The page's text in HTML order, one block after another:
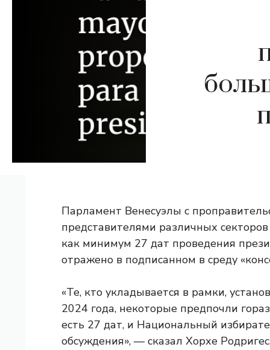
Парламент Венесуэлы с
представителями различных
как минимум 27 дат проведения
отражено в подписанном в среду
«Те, кто укладывается в рамки,
2024 года, некоторые предпочли
есть 27 дат, и Национальный
обсуждения», — сказал Хорхе